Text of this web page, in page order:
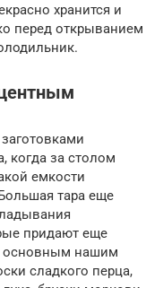
хранится и
перед открыванием
когда за столом
емкости
тара еще
придают еще
основным нашим
сладкого перца,